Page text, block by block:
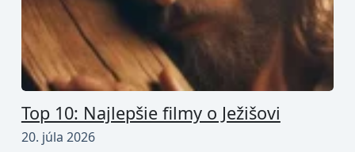
Top 10: Najlepšie filmy o Ježišovi
20. júla 2026